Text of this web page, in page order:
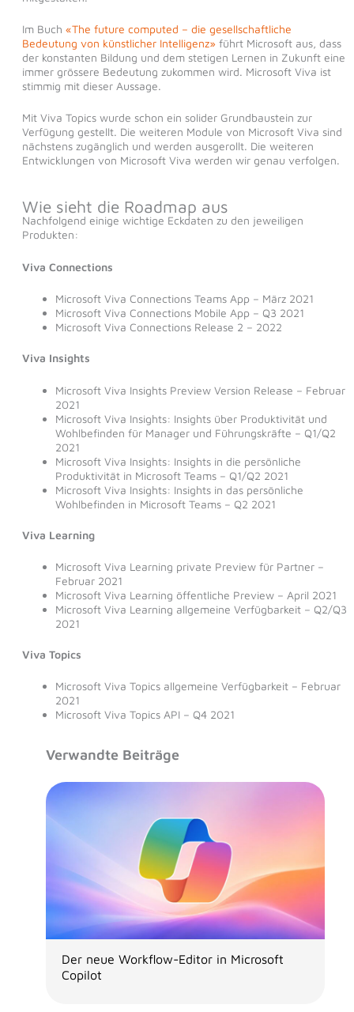
Im Buch «The future computed – die gesellschaftliche
Bedeutung von künstlicher Intelligenz»führt Microsoft aus, dass
der konstanten Bildung und dem stetigen Lernen in Zukunft eine
immer grössere Bedeutung zukommen wird. Microsoft Viva ist
stimmig mit dieser Aussage.
Mit Viva Topics wurde schon ein solider Grundbaustein zur
Verfügung gestellt. Die weiteren Module von Microsoft Viva sind
nächstens zugänglich und werden ausgerollt. Die weiteren
Entwicklungen von Microsoft Viva werden wir genau verfolgen.
Wie sieht die Roadmap aus
Nachfolgend einige wichtige Eckdaten zu den jeweiligen
Produkten:
Viva Connections
Microsoft Viva Connections Teams App – März 2021
Microsoft Viva Connections Mobile App – Q3 2021
Microsoft Viva Connections Release 2 – 2022
Viva Insights
Microsoft Viva Insights Preview Version Release – Februar
2021
Microsoft Viva Insights: Insights über Produktivität und
Wohlbefinden für Manager und Führungskräfte – Q1/Q2
2021
Microsoft Viva Insights: Insights in die persönliche
Produktivität in Microsoft Teams – Q1/Q2 2021
Microsoft Viva Insights: Insights in das persönliche
Wohlbefinden in Microsoft Teams – Q2 2021
Viva Learning
Microsoft Viva Learning private Preview für Partner –
Februar 2021
Microsoft Viva Learning öffentliche Preview – April 2021
Microsoft Viva Learning allgemeine Verfügbarkeit – Q2/Q3
2021
Viva Topics
Microsoft Viva Topics allgemeine Verfügbarkeit – Februar
2021
Microsoft Viva Topics API – Q4 2021
Verwandte Beiträge
Der neue Workflow-Editor in Microsoft
Copilot